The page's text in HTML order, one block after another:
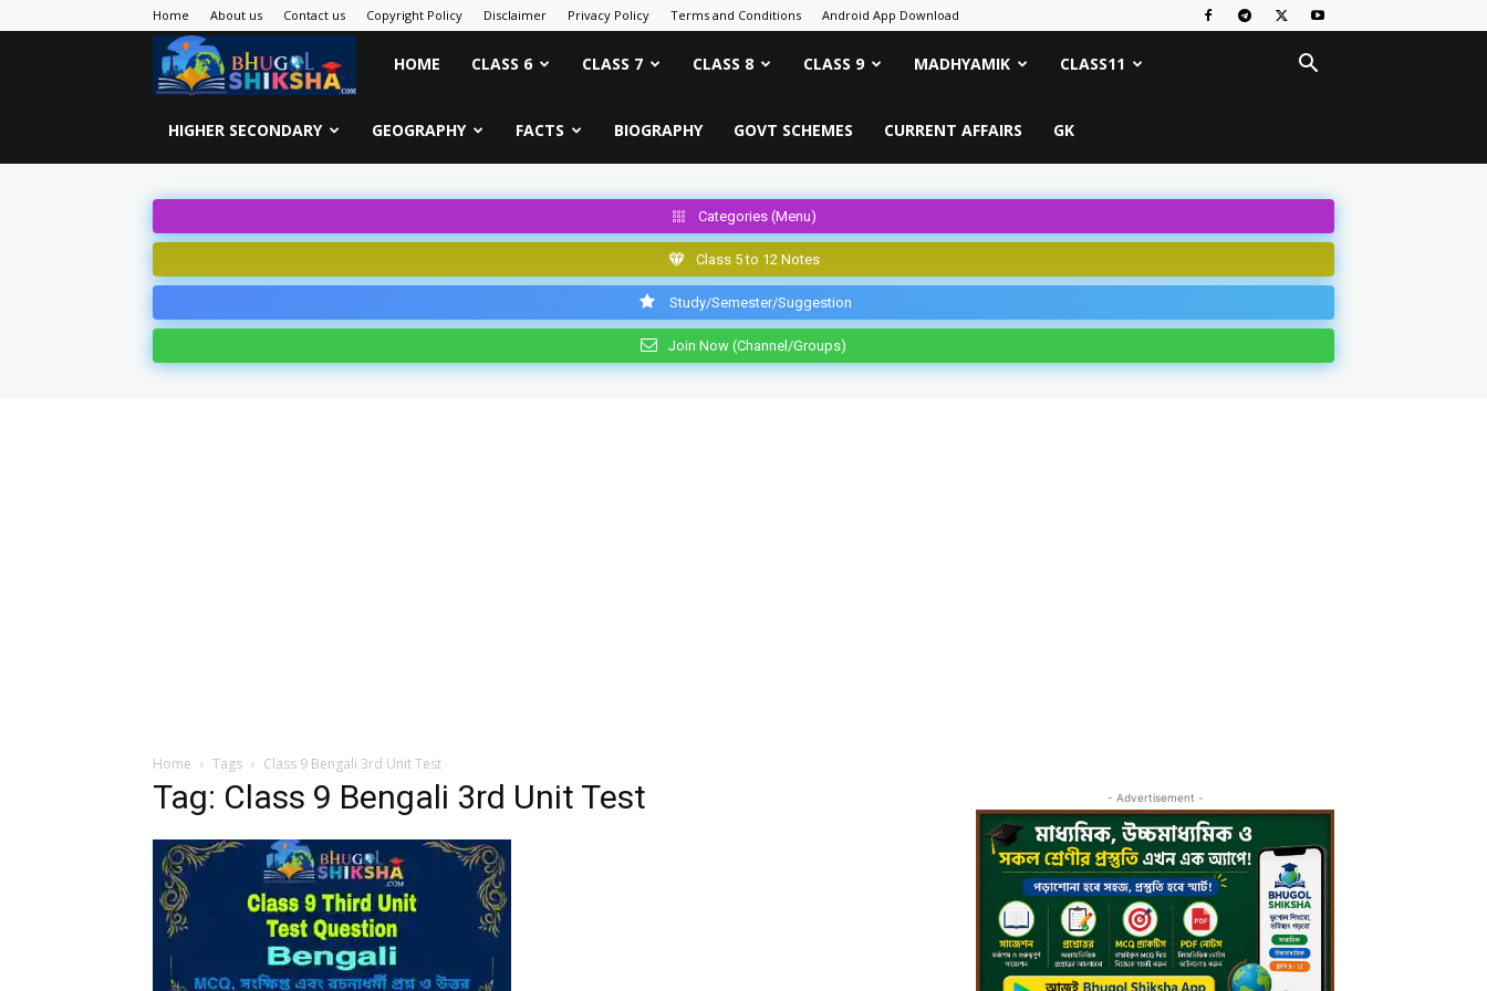
Home About us Contact us Copyright Policy Disclaimer Privacy Policy Terms and Conditions Android App Download
Bhugol
Shiksha
HOME CLASS 6 CLASS 7 CLASS 8 CLASS 9 MADHYAMIK CLASS11
HIGHER SECONDARY GEOGRAPHY FACTS BIOGRAPHY GOVT SCHEMES CURRENT AFFAIRS GK
Categories (Menu)
Class 5 to 12 Notes
Study/Semester/Suggestion
Join Now (Channel/Groups)
Home Tags Class 9 Bengali 3rd Unit Test
Tag: Class 9 Bengali 3rd Unit Test - Advertisement -